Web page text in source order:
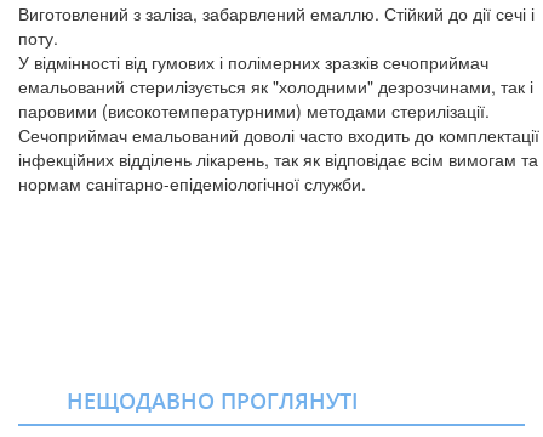
Виготовлений з заліза, забарвлений емаллю. Стійкий до дії сечі і
поту.
У відмінності від гумових і полімерних зразків сечоприймач
емальований стерилізується як "холодними" дезрозчинами, так і
паровими (високотемпературними) методами стерилізації.
Сечоприймач емальований доволі часто входить до комплектації
інфекційних відділень лікарень, так як відповідає всім вимогам та
нормам санітарно-епідеміологічної служби.
НЕЩОДАВНО ПРОГЛЯНУТІ